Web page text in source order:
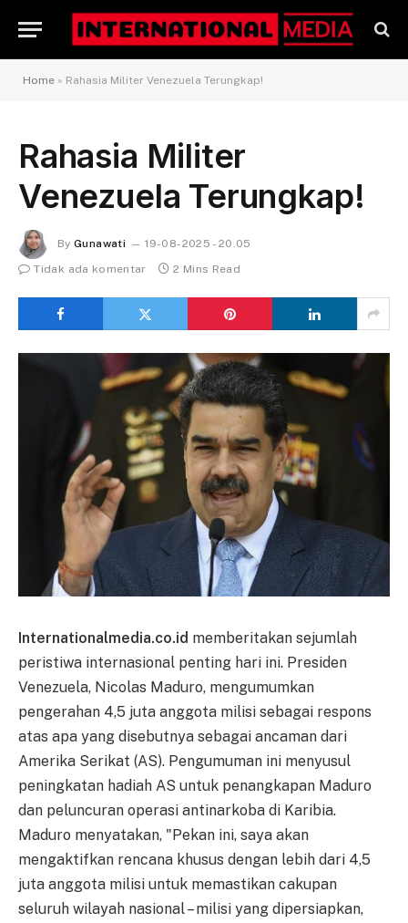
Home » Rahasia Militer Venezuela Terungkap!
Rahasia Militer
Venezuela Terungkap!
By Gunawati
19-08-2025 - 20.05
Tidak ada komentar
2 Mins Read
Internationalmedia.co.id memberitakan sejumlah
peristiwa internasional penting hari ini. Presiden
Venezuela, Nicolas Maduro, mengumumkan
pengerahan 4,5 juta anggota milisi sebagai respons
atas apa yang disebutnya sebagai ancaman dari
Amerika Serikat (AS). Pengumuman ini menyusul
peningkatan hadiah AS untuk penangkapan Maduro
dan peluncuran operasi antinarkoba di Karibia.
Maduro menyatakan, "Pekan ini, saya akan
mengaktifkan rencana khusus dengan lebih dari 4,5
juta anggota milisi untuk memastikan cakupan
seluruh wilayah nasional – milisi yang dipersiapkan,